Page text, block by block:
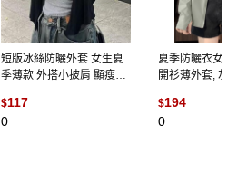
短版冰絲防曬外套 女生夏
季薄款 外搭小披肩 顯瘦百
$117
0
夏季防曬衣女
開衫薄外套, 灰
$194
0